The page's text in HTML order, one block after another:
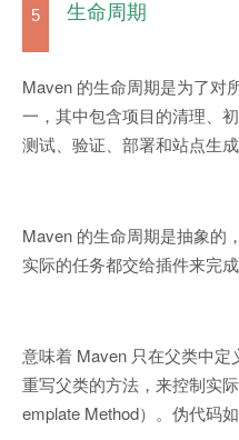
5 生命周期
Maven 的生命周期是为了对
一，其中包含项目的清理、
测试、验证、部署和站点生
Maven 的生命周期是抽象的
实际的任务都交给插件来完成
意味着 Maven 只在父类中
重写父类的方法，来控制实
emplate Method）。伪代码如